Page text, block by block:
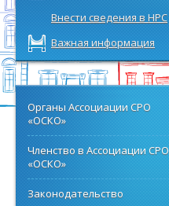
Внести сведения в НРС
Важная информация
Органы Ассоциации СРО
«ОСКО»
Членство в Ассоциации СРО
«ОСКО»
Законодательство